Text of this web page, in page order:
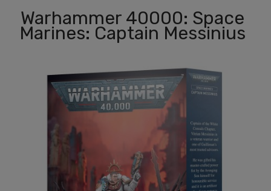
Warhammer 40000: Space
Marines: Captain Messinius